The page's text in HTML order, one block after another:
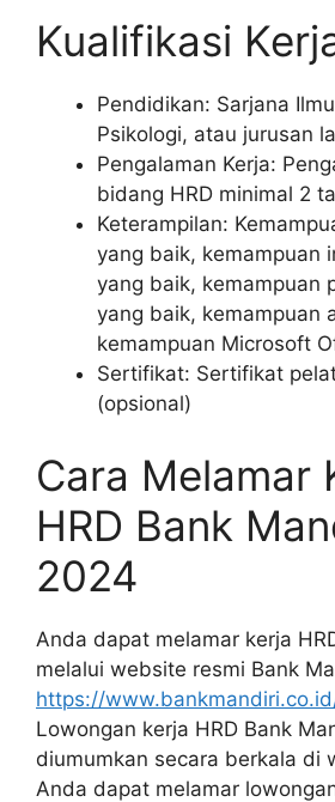
Kualifikasi
Pendidikan: Sarjana
Psikologi, atau jurusan
Pengalaman Kerja:
bidang HRD minimal 2
Keterampilan:
yang baik, kemampuan
yang baik, kemampuan
yang baik, kemampuan
kemampuan Microsoft
Sertifikat: Sertifikat
(opsional)
Cara Melamar
HRD Bank
2024
Anda dapat melamar kerja
melalui website resmi Bank
https://
Lowongan kerja HRD Bank
diumumkan secara berkala di
Anda dapat melamar